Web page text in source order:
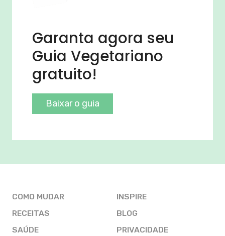
Garanta agora seu
Guia Vegetariano
gratuito!
Baixar o guia
COMO MUDAR
RECEITAS
SAÚDE
INSPIRE
BLOG
PRIVACIDADE